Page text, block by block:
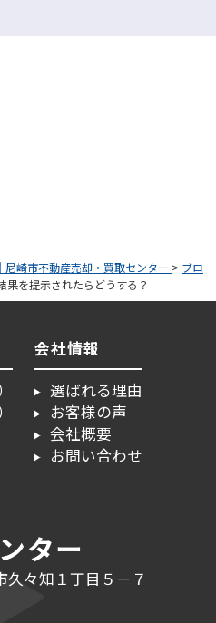
崎市不動産売却・買取センター > ブロ
果を提示されたらどうする？
会社情報
選ばれる理由
お客様の声
会社概要
お問い合わせ
ター
々知１丁目５－７